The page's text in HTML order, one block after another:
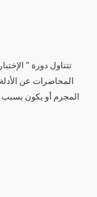
تتناول دورة "
المحاضرات عن
المجرم أو يكون بسبب